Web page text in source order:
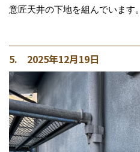
意匠天井の下地を組んでいます。
5. 2025年12月19日